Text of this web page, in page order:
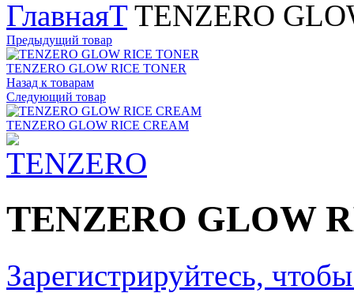
ГлавнаяTTENZERO
Предыдущий товар
TENZERO GLOW RICE TONER
Назад к товарам
Следующий товар
TENZERO GLOW RICE CREAM
TENZERO GLOW
Зарегистрируйтесь,